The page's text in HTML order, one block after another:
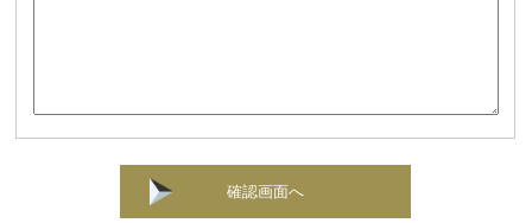
確認画面へ